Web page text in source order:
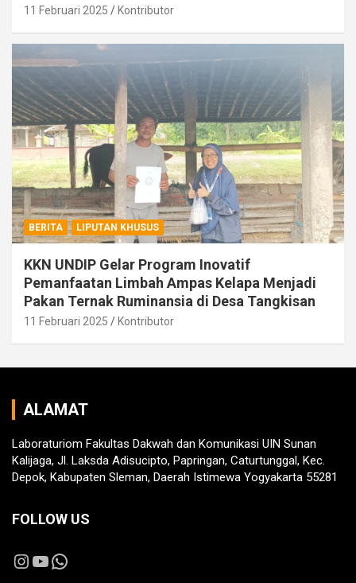
11 Februari 2025 Kontributor
BERITA LIPUTAN KHUSUS
KKN UNDIP Gelar Program Inovatif
Pemanfaatan Limbah Ampas Kelapa Menjadi
Pakan Ternak Ruminansia di Desa Tangkisan
11 Februari 2025 Kontributor
ALAMAT
Laboraturiom Fakultas Dakwah dan Komunikasi UIN Sunan
Kalijaga, Jl. Laksda Adisucipto, Papringan, Caturtunggal, Kec.
Depok, Kabupaten Sleman, Daerah Istimewa Yogyakarta 55281
FOLLOW US
Instagram
YouTube
WhatsApp